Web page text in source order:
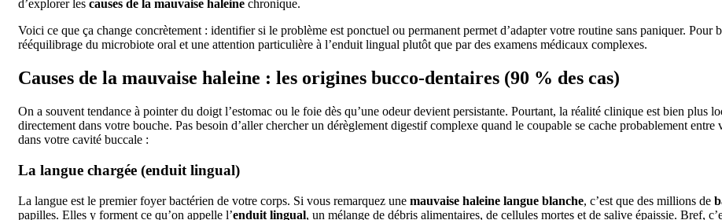
d’explorer les causes de la mauvaise haleine chronique.
Voici ce que ça change concrètement : identifier si le problème est ponctuel ou permanent permet d’adapter votre routine sans paniquer. Pour
rééquilibrage du microbiote oral et une attention particulière à l’enduit lingual plutôt que par des examens médicaux complexes.
Causes de la mauvaise haleine : les origines bucco-dentaires (90 % des cas)
On a souvent tendance à pointer du doigt l’estomac ou le foie dès qu’une odeur devient persistante. Pourtant, la réalité clinique est bien plus
directement dans votre bouche. Pas besoin d’aller chercher un dérèglement digestif complexe quand le coupable se cache probablement
dans votre cavité buccale :
La langue chargée (enduit lingual)
La langue est le premier foyer bactérien de votre corps. Si vous remarquez une mauvaise haleine langue blanche, c’est que des millions de
papilles. Elles y forment ce qu’on appelle l’enduit lingual, un mélange de débris alimentaires, de cellules mortes et de salive épaissie. Bref,